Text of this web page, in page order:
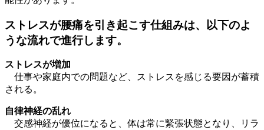
ストレスが腰痛を引き起こす仕組みは、以下のよ
うな流れで進行します。
ストレスが増加
仕事や家庭内での問題など、ストレスを感じる要因が蓄積
される。
自律神経の乱れ
交感神経が優位になると、体は常に緊張状態となり、リラ